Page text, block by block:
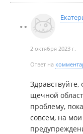
нужно, попейте
39,7 я
диагноз-отек
пострадал
вернулось в
вернется ли моя
несколько дней
Кожа под
выглядит
все как
2 октября 2023 г.
Ответ на
щечной
проблему,
совсем, на